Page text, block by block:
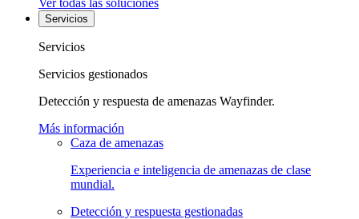
Ver todas las soluciones
Servicios
Servicios
Servicios gestionados
Detección y respuesta de amenazas Wayfinder.
Más información
Caza de amenazas
Experiencia e inteligencia de amenazas de clase
mundial.
Detección y respuesta gestionadas